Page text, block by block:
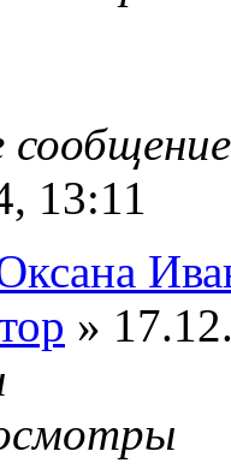
13:11
»